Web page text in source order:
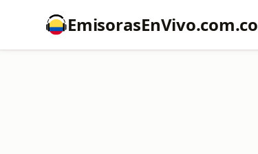
EmisorasEnVivo.com.co